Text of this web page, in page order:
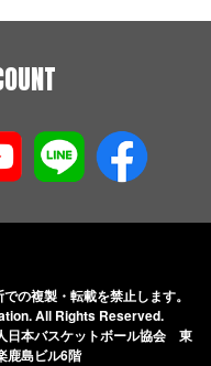
での複製・転載を禁止します。
All Rights Reserved.
本バスケットボール協会 東
鹿島ビル6階